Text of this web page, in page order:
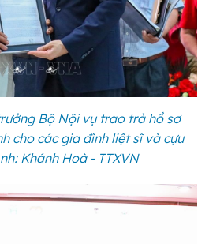
Bộ Nội vụ trao trả hồ sơ
cho các gia đình liệt sĩ và cựu
Khánh Hoà - TTXVN